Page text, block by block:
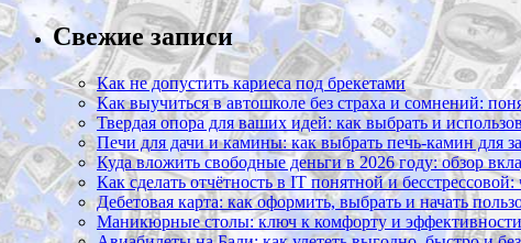
Свежие записи
Как не допустить кариеса под брекетами
Как выучиться в автошколе без страха и сомнений:
Твердая опора для ваших идей: как выбрать и
Печи для дачи и камины: как выбрать печь-камин для
Куда вложить свободные деньги в 2026 году: обзор
Как сделать отчётность в IT понятной и
Дебетовая карта: как оформить, выбрать и начать
Маникюрные столы: ключ к комфорту и эффективности